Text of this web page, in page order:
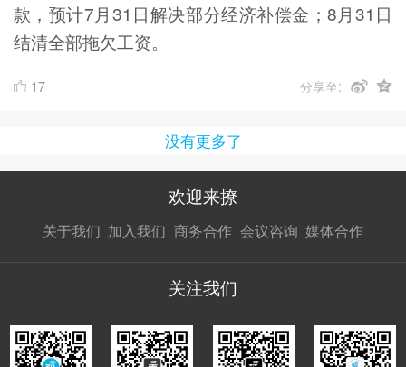
款，预计7月31日解决部分经济补偿金；8月31日
结清全部拖欠工资。
17 分享至:
没有更多了
欢迎来撩
关于我们 加入我们
接扔简历
商务合作
接开聊
会议咨询 媒体合作
接开聊
关注我们